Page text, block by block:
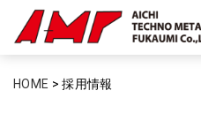
HOME >採用情報